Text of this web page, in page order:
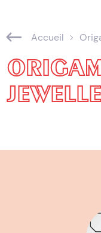
Accueil